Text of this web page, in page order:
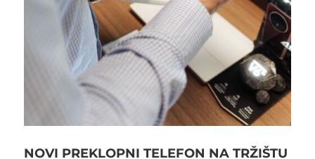
NOVI PREKLOPNI TELEFON NA TRŽIŠTU